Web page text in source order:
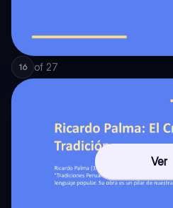
16 of 27
Ver